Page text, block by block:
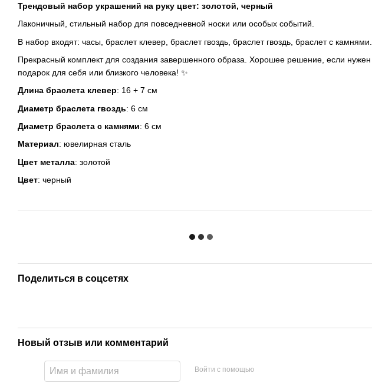
Трендовый набор украшений на руку цвет: золотой, черный
Лаконичный, стильный набор для повседневной носки или особых событий.
В набор входят: часы, браслет клевер, браслет гвоздь, браслет гвоздь, браслет с камнями.
Прекрасный комплект для создания завершенного образа. Хорошее решение, если нужен
подарок для себя или близкого человека! ✨
Длина браслета клевер: 16 + 7 см
Диаметр браслета гвоздь: 6 см
Диаметр браслета с камнями: 6 см
Материал: ювелирная сталь
Цвет металла: золотой
Цвет: черный
Поделиться в соцсетях
Новый отзыв или комментарий
Войти с помощью